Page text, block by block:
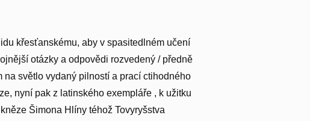
křesťanskému, aby v spasitedlném učení
otázky a odpovědi rozvedený / předně
světlo vydaný pilností a prací ctihodného
nyní pak z latinského exempláře , k užitku
Šimona Hlíny téhož Tovyryšstva